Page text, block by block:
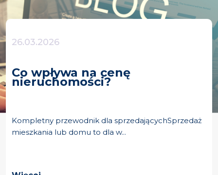
26.03.2026
Co wpływa na cenę
nieruchomości?
Kompletny przewodnik dla sprzedającychSprzedaż
mieszkania lub domu to dla w...